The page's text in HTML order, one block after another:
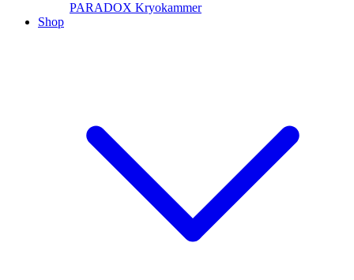
PARADOX Kryokammer
Shop